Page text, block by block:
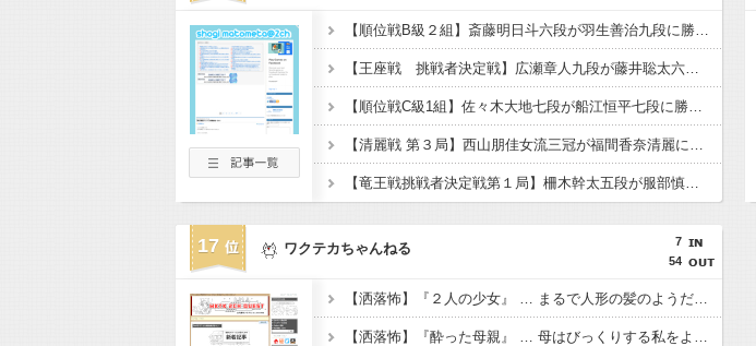
【順位戦B級２組】斎藤明日斗六段が羽生善治九段に勝利 羽生九段は連敗スタートに
【王座戦 挑戦者決定戦】広瀬章人九段が藤井聡太六冠に勝利し、伊藤匠王座への挑戦権を得る 終盤は評価値の乱高下が止まらず
【順位戦C級1組】佐々木大地七段が船江恒平七段に勝利し、２勝１敗に ３戦全勝は鈴木大介九段、高野智史六段、上野裕寿六段、畠山鎮八段、黒田尭之六段の５名に
【清麗戦 第３局】西山朋佳女流三冠が福間香奈清麗に勝利し
【竜王戦挑戦者決定戦第１局】柵木幹太五段が服部慎一郎七段に勝利 竜王戦挑戦へ王手をかけ、公式戦16連勝に伸ばす
17
7
54
ワクテカちゃんねる
【洒落怖】『２人の少女』 … まるで人形の髪のようだと思ったのを今でも覚えています
【洒落怖】『酔った母親』 … 母はびっくりする私をよそに「あんた誰？！」と言い放った